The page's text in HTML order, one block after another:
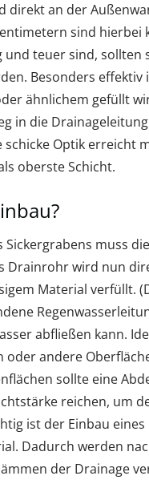
direkt an der
sind hierbei
teuer sind,
Besonders
ähnlichem gefüllt
in die
schicke Optik erreicht
oberste Schicht.
muss
Drainrohr wird nun
Material verfüllt.
abfließen kann.
oder andere
sollte eine
reichen, um
ist der Einbau
Dadurch werden
der Drainage